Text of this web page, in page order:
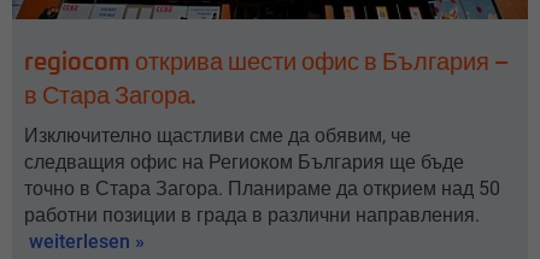
regiocom открива шести офис в България –
в Стара Загора.
Изключително щастливи сме да обявим, че
следващия офис на Региоком България ще бъде
точно в Стара Загора. Планираме да открием над 50
работни позиции в града в различни направления.
weiterlesen »